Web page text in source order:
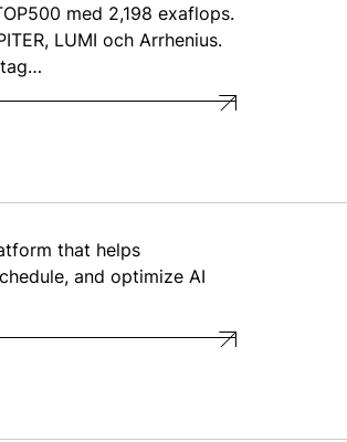
med 2,198 exaflops.
LUMI och Arrhenius.
that helps
and optimize AI